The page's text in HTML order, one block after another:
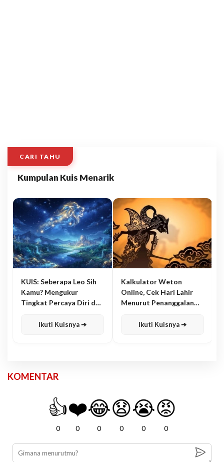
CARI TAHU
Kumpulan Kuis Menarik
KUIS: Seberapa Leo Sih
Kamu? Mengukur
Tingkat Percaya Diri dan
Ikuti Kuisnya ➔
Kalkulator Weton
Online, Cek Hari Lahir
Menurut Penanggalan
Ikuti Kuisnya ➔
KOMENTAR
👍
0
❤️
0
😂
0
😧
0
😭
0
😡
0